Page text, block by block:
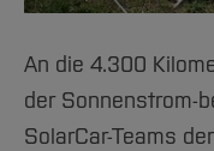
An die 4.300
der Sonnenstrom-
SolarCar-Teams